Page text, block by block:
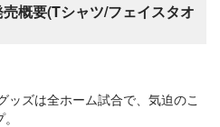
概要(Tシャツ/フェイスタオ
ッズは全ホーム試合で、気迫のこ